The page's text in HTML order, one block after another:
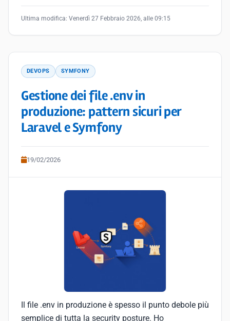
Ultima modifica: Venerdì 27 Febbraio 2026, alle 09:15
DEVOPS SYMFONY
Gestione dei file .env in
produzione: pattern sicuri per
Laravel e Symfony
19/02/2026
Il file .env in produzione è spesso il punto debole più
semplice di tutta la security posture. Ho